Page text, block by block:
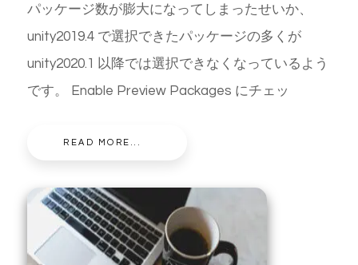
パッケージ数が膨大になってしまったせいか、
unity2019.4 で選択できたパッケージの多くが
unity2020.1 以降では選択できなくなっているよう
です。 Enable Preview Packages にチェッ
READ MORE...